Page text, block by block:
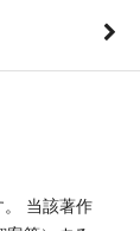
当該著作